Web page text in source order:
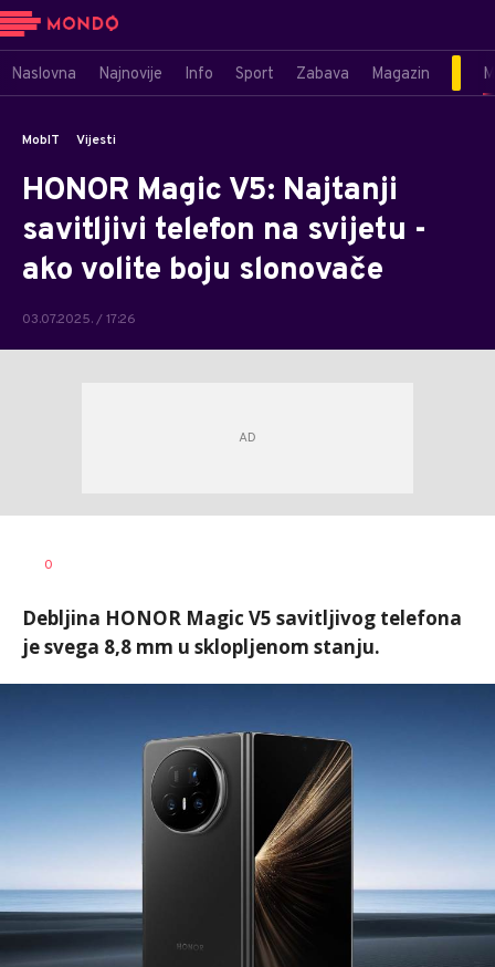
Naslovna Najnovije Info Sport Zabava Magazin
MobIT Vijesti
HONOR Magic V5: Najtanji
savitljivi telefon na svijetu -
ako volite boju slonovače
03.07.2025. / 17:26
AUTOR
0
Debljina HONOR Magic V5 savitljivog telefona
je svega 8,8 mm u sklopljenom stanju.